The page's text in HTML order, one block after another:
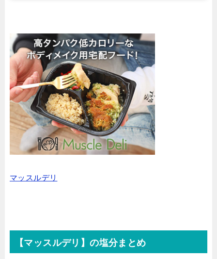
マッスルデリ
【マッスルデリ】の塩分まとめ